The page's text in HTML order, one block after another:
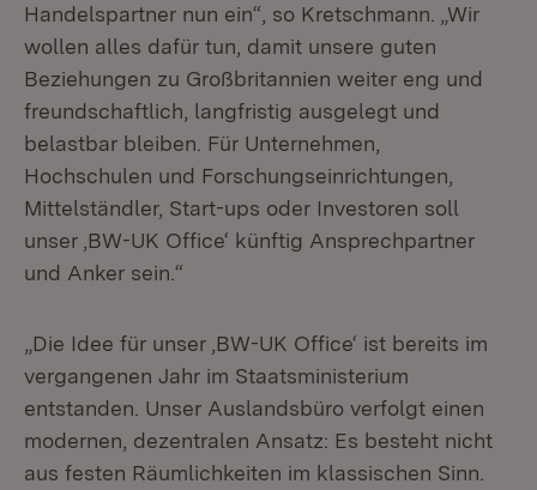
Handelspartner nun ein“, so Kretschmann. „Wir
wollen alles dafür tun, damit unsere guten
Beziehungen zu Großbritannien weiter eng und
freundschaftlich, langfristig ausgelegt und
belastbar bleiben. Für Unternehmen,
Hochschulen und Forschungseinrichtungen,
Mittelständler, Start-ups oder Investoren soll
unser ,BW-UK Office‘ künftig Ansprechpartner
und Anker sein.“
„Die Idee für unser ,BW-UK Office‘ ist bereits im
vergangenen Jahr im Staatsministerium
entstanden. Unser Auslandsbüro verfolgt einen
modernen, dezentralen Ansatz: Es besteht nicht
aus festen Räumlichkeiten im klassischen Sinn.